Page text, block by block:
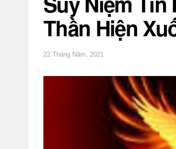
Thần Hiện
22 Tháng Năm, 2021